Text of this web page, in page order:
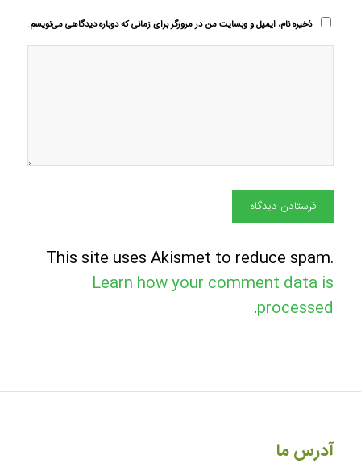
ذخیره نام، ایمیل و وبسایت من در مرورگر برای زمانی که دوباره دیدگاهی می‌نویسم.
This site uses Akismet to reduce spam.
Learn how your comment data is
processed
.
آدرس ما